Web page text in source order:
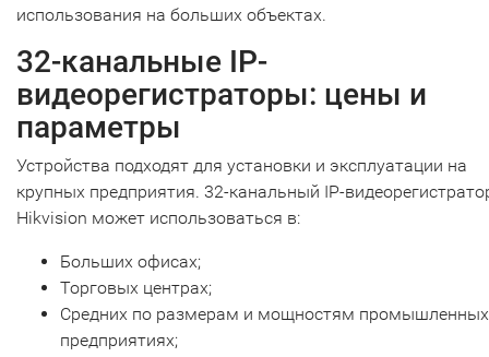
использования на больших объектах.
32-канальные IP-
видеорегистраторы: цены и
параметры
Устройства подходят для установки и эксплуатации на
крупных предприятия. 32-канальный IP-
Hikvision может использоваться в:
Больших офисах;
Торговых центрах;
Средних по размерам и мощностям промышленных
предприятиях;